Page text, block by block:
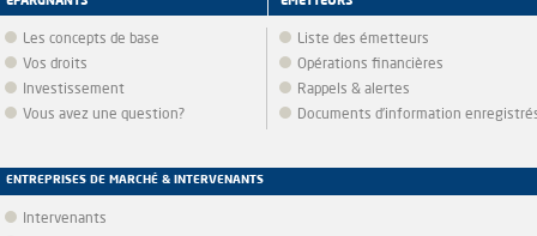
Les concepts de base
Vos droits
Investissement
Vous avez une question?
Liste des émetteurs
Opérations financières
Rappels & alertes
Documents d’information
ENTREPRISES DE MARCHÉ & INTERVENANTS
Intervenants